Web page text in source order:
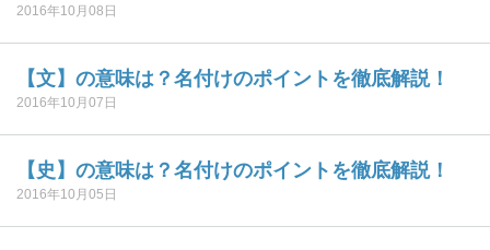
2016年10月08日
【文】の意味は？名付けのポイントを徹底解説！
2016年10月07日
【史】の意味は？名付けのポイントを徹底解説！
2016年10月05日